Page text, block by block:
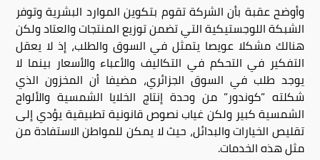
وأوضح عقبة بأن الشركة تقوم بتكوين الموارد البشرية وتوفر
الشبكة اللوجستيكية التي تضمن توزيع المنتجات والعتاد ولكن
هنالك مشكلا عويصا يتمثل في السوق والطلب، إذ لا يعقل
التفكير في التحكم في التكاليف والأعباء والأسعار بينما لا
يوجد طلب في السوق الجزائري، مضيفا أن المخزون الذي
شكلته ”كوندور” من وحدة إنتاج الخلايا الشمسية والألواح
الشمسية كبير ولكن غياب نصوص قانونية تطبيقية يؤدي إلى
تقليص الخيارات والبدائل، حيث لا يمكن للمواطن الاستفادة من
مثل هذه الخدمات.